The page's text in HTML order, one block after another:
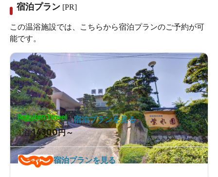
宿泊プラン [PR]
この温浴施設では、こちらから宿泊プランのご予約が可
能です。
1泊14300円～
宿泊プランを見る
宿泊プランを見る